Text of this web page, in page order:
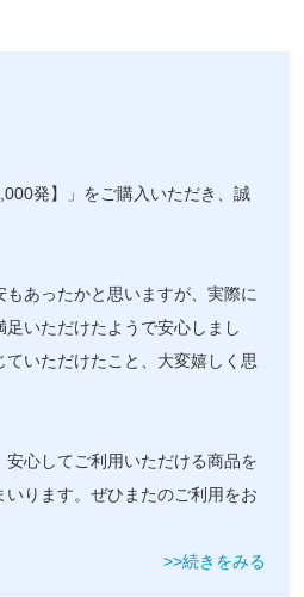
発】」をご購入いただき、誠
あったかと思いますが、実際に
いただけたようで安心しまし
いただけたこと、大変嬉しく思
心してご利用いただける商品を
ります。ぜひまたのご利用をお
>>続きをみる